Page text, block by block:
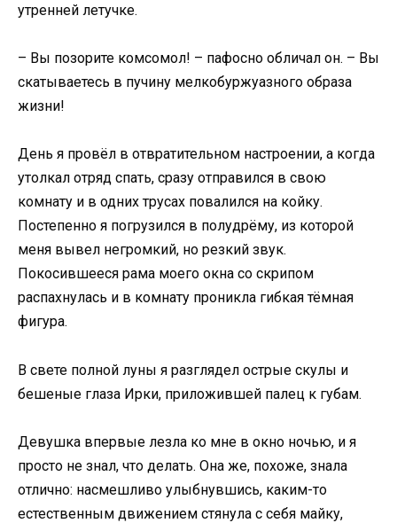
утренней летучке.
– Вы позорите комсомол! – пафосно обличал он. – Вы
скатываетесь в пучину мелкобуржуазного образа
жизни!
День я провёл в отвратительном настроении, а когда
утолкал отряд спать, сразу отправился в свою
комнату и в одних трусах повалился на койку.
Постепенно я погрузился в полудрёму, из которой
меня вывел негромкий, но резкий звук.
Покосившееся рама моего окна со скрипом
распахнулась и в комнату проникла гибкая тёмная
фигура.
В свете полной луны я разглядел острые скулы и
бешеные глаза Ирки, приложившей палец к губам.
Девушка впервые лезла ко мне в окно ночью, и я
просто не знал, что делать. Она же, похоже, знала
отлично: насмешливо улыбнувшись, каким-то
естественным движением стянула с себя майку,